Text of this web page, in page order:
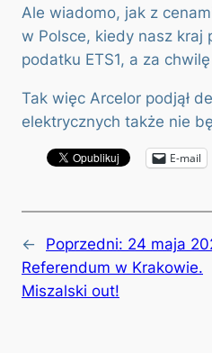
Ale wiadomo, jak z
w Polsce, kiedy nasz kraj
podatku ETS1, a za chwilę
Tak więc Arcelor podjął
elektrycznych także nie
E-mail
← Poprzedni: 24 maja
Referendum w Krakowie.
Miszalski out!